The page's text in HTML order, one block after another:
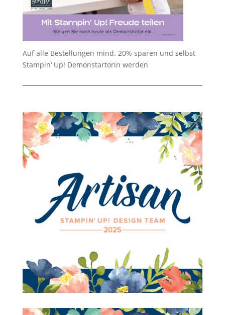
Auf alle Bestellungen mind. 20% sparen und selbst
Stampin‘ Up! Demonstartorin werden